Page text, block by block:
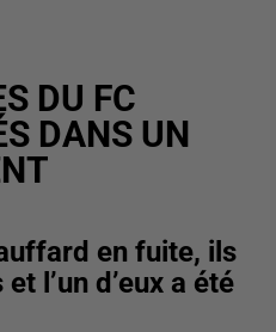
DU FC
DANS UN
en fuite, ils
l’un d’eux a été